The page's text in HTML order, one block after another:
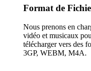
Format de
Nous prenons en
vidéo et musicaux
télécharger vers des
3GP, WEBM, M4A.